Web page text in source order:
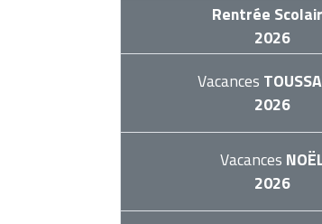
Rentrée
2026
Vacances
2026
Vacances
2026